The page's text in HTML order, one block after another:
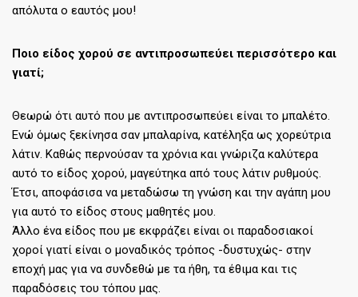
απόλυτα ο εαυτός μου!
Ποιο είδος χορού σε αντιπροσωπεύει περισσότερο και
γιατί;
Θεωρώ ότι αυτό που με αντιπροσωπεύει είναι το μπαλέτο.
Ενώ όμως ξεκίνησα σαν μπαλαρίνα, κατέληξα ως χορεύτρια
λάτιν. Καθώς περνούσαν τα χρόνια και γνώριζα καλύτερα
αυτό το είδος χορού, μαγεύτηκα από τους λάτιν ρυθμούς.
Έτσι, αποφάσισα να μεταδώσω τη γνώση και την αγάπη μου
για αυτό το είδος στους μαθητές μου.
Άλλο ένα είδος που με εκφράζει είναι οι παραδοσιακοί
χοροί γιατί είναι ο μοναδικός τρόπος -δυστυχώς- στην
εποχή μας για να συνδεθώ με τα ήθη, τα έθιμα και τις
παραδόσεις του τόπου μας.